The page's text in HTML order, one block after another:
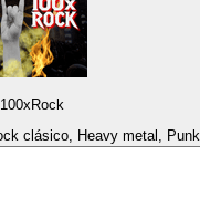
100xRock
clásico, Heavy metal, Punk